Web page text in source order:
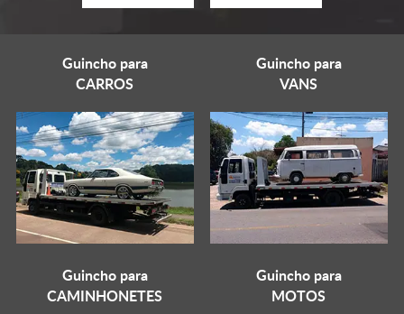
Guincho para
CARROS
Guincho para
VANS
Guincho para
CAMINHONETES
Guincho para
MOTOS